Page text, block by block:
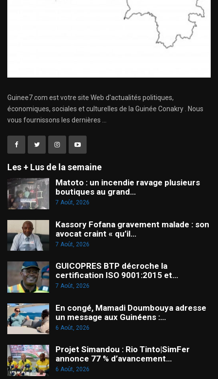
Guinee7.com est votre site Web d'actualités politiques,
économiques, sociales et culturelles de la Guinée Conakry . Nous
vous fournissons les dernières ...
Les + Lus de la semaine
Matoto : un incendie ravage plusieurs
boutiques au grand…
7 Août, 2026
Kassory Fofana gravement malade : son
avocat craint « qu’il…
7 Août, 2026
GUICOPRES BTP décroche la
certification ISO 9001:2015 et…
7 Août, 2026
En congé, Mamadi Doumbouya adresse
un message aux Guinéens :…
6 Août, 2026
Projet Simandou : Rio Tinto|SimFer
annonce 77 % d’avancement…
6 Août, 2026